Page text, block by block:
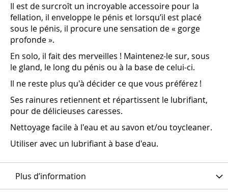
Il est de surcroît un incroyable accessoire pour la
fellation, il enveloppe le pénis et lorsqu’il est placé
sous le pénis, il procure une sensation de « gorge
profonde ».
En solo, il fait des merveilles ! Maintenez-le sur, sous
le gland, le long du pénis ou à la base de celui-ci.
Il ne reste plus qu'à décider ce que vous préférez !
Ses rainures retiennent et répartissent le lubrifiant,
pour de délicieuses caresses.
Nettoyage facile à l'eau et au savon et/ou toycleaner.
Utiliser avec un lubrifiant à base d'eau.
Plus d’information